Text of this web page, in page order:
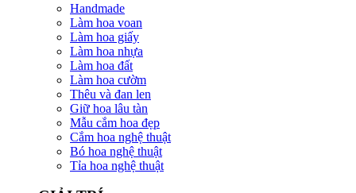
Handmade
Làm hoa voan
Làm hoa giấy
Làm hoa nhựa
Làm hoa đất
Làm hoa cườm
Thêu và đan len
Giữ hoa lâu tàn
Mẫu cắm hoa đẹp
Cắm hoa nghệ thuật
Bó hoa nghệ thuật
Tỉa hoa nghệ thuật